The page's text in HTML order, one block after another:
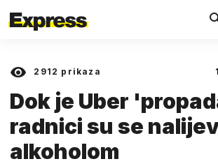
2912 prikaza
Dok je Uber
radnici su se
alkoholom